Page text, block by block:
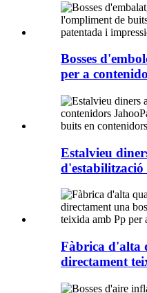
Bosses
per a
Estalvieu
Fàbrica d'alta
directament